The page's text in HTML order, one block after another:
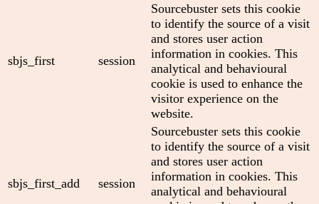
sbjs_first session
Sourcebuster sets this cookie
to identify the source of a visit
and stores user action
information in cookies. This
analytical and behavioural
cookie is used to enhance the
visitor experience on the
website.
sbjs_first_add session
Sourcebuster sets this cookie
to identify the source of a visit
and stores user action
information in cookies. This
analytical and behavioural